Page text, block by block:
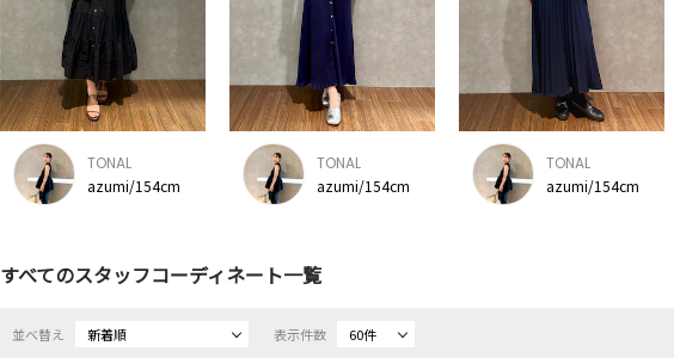
TONAL
azumi/154cm
TONAL
azumi/154cm
TONAL
azumi/154cm
すべてのスタッフコーディネート一覧
並べ替え 新着順 表示件数 60件